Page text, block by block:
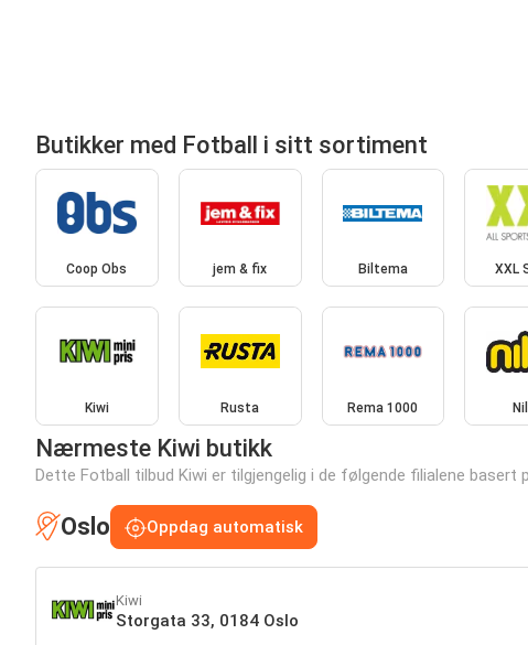
Butikker med Fotball i sitt sortiment
Coop Obs jem & fix Biltema XXL
Kiwi Rusta Rema 1000
Nærmeste Kiwi butikk
Dette Fotball tilbud Kiwi er tilgjengelig i de følgende filialene basert
Oslo Oppdag automatisk
Kiwi
Storgata 33, 0184 Oslo